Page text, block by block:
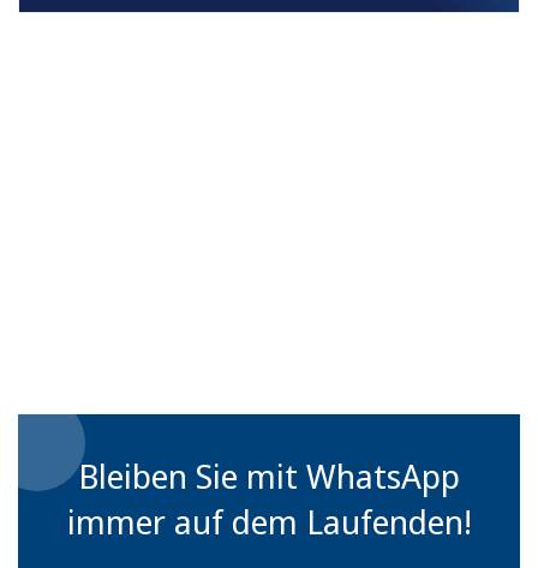
Bleiben Sie mit WhatsApp
immer auf dem Laufenden!